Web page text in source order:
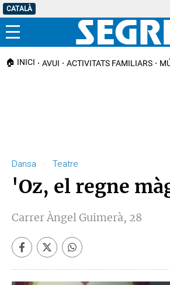
CATALÀ
Menú
🏠 INICI AVUI ACTIVITATS FAMILIARS
Dansa · Teatre
'Oz, el regne
Carrer Àngel Guimerà, 28